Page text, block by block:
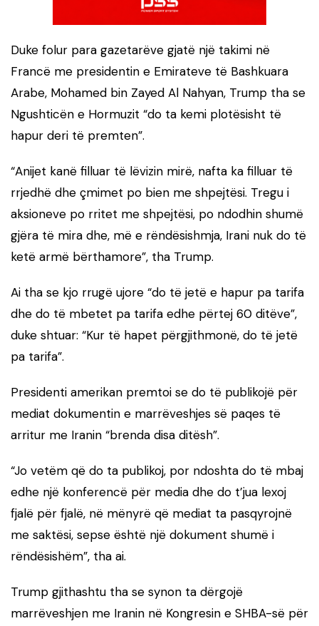
Duke folur para gazetarëve gjatë një takimi në
Francë me presidentin e Emirateve të Bashkuara
Arabe, Mohamed bin Zayed Al Nahyan, Trump tha se
Ngushticën e Hormuzit “do ta kemi plotësisht të
hapur deri të premten”.
“Anijet kanë filluar të lëvizin mirë, nafta ka filluar të
rrjedhë dhe çmimet po bien me shpejtësi. Tregu i
aksioneve po rritet me shpejtësi, po ndodhin shumë
gjëra të mira dhe, më e rëndësishmja, Irani nuk do të
ketë armë bërthamore”, tha Trump.
Ai tha se kjo rrugë ujore “do të jetë e hapur pa tarifa
dhe do të mbetet pa tarifa edhe përtej 60 ditëve”,
duke shtuar: “Kur të hapet përgjithmonë, do të jetë
pa tarifa”.
Presidenti amerikan premtoi se do të publikojë për
mediat dokumentin e marrëveshjes së paqes të
arritur me Iranin “brenda disa ditësh”.
“Jo vetëm që do ta publikoj, por ndoshta do të mbaj
edhe një konferencë për media dhe do t’jua lexoj
fjalë për fjalë, në mënyrë që mediat ta pasqyrojnë
me saktësi, sepse është një dokument shumë i
rëndësishëm”, tha ai.
Trump gjithashtu tha se synon ta dërgojë
marrëveshjen me Iranin në Kongresin e SHBA-së për